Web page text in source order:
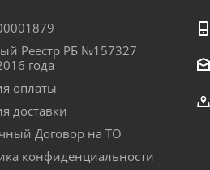
Реестр РБ №157327
года
оплаты
доставки
Договор на ТО
конфиденциальности